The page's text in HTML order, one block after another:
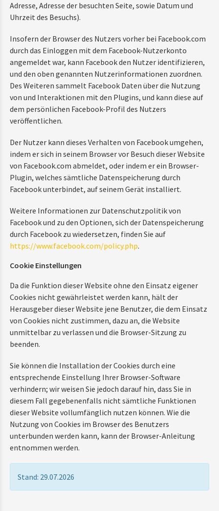
Adresse, Adresse der besuchten Seite, sowie Datum und
Uhrzeit des Besuchs).
Insofern der Browser des Nutzers vorher bei Facebook.com
durch das Einloggen mit dem Facebook-Nutzerkonto
angemeldet war, kann Facebook den Nutzer identifizieren,
und den oben genannten Nutzerinformationen zuordnen.
Des Weiteren sammelt Facebook Daten über die Nutzung
von und Interaktionen mit den Plugins, und kann diese auf
dem persönlichen Facebook-Profil des Nutzers
veröffentlichen.
Der Nutzer kann dieses Verhalten von Facebook umgehen,
indem er sich in seinem Browser vor Besuch dieser Website
von Facebook.com abmeldet, oder indem er ein Browser-
Plugin, welches sämtliche Datenspeicherung durch
Facebook unterbindet, auf seinem Gerät installiert.
Weitere Informationen zur Datenschutzpolitik von
Facebook und zu den Optionen, sich der Datenspeicherung
durch Facebook zu wiedersetzen, finden Sie auf
https://www.facebook.com/policy.php.
Cookie Einstellungen
Da die Funktion dieser Website ohne den Einsatz eigener
Cookies nicht gewährleistet werden kann, hält der
Herausgeber dieser Website jene Benutzer, die dem Einsatz
von Cookies nicht zustimmen, dazu an, die Website
unmittelbar zu verlassen und die Browser-Sitzung zu
beenden.
Sie können die Installation der Cookies durch eine
entsprechende Einstellung Ihrer Browser-Software
verhindern; wir weisen Sie jedoch darauf hin, dass Sie in
diesem Fall gegebenenfalls nicht sämtliche Funktionen
dieser Website vollumfänglich nutzen können. Wie die
Nutzung von Cookies im Browser des Benutzers
unterbunden werden kann, kann der Browser-Anleitung
entnommen werden.
Stand: 29.07.2026